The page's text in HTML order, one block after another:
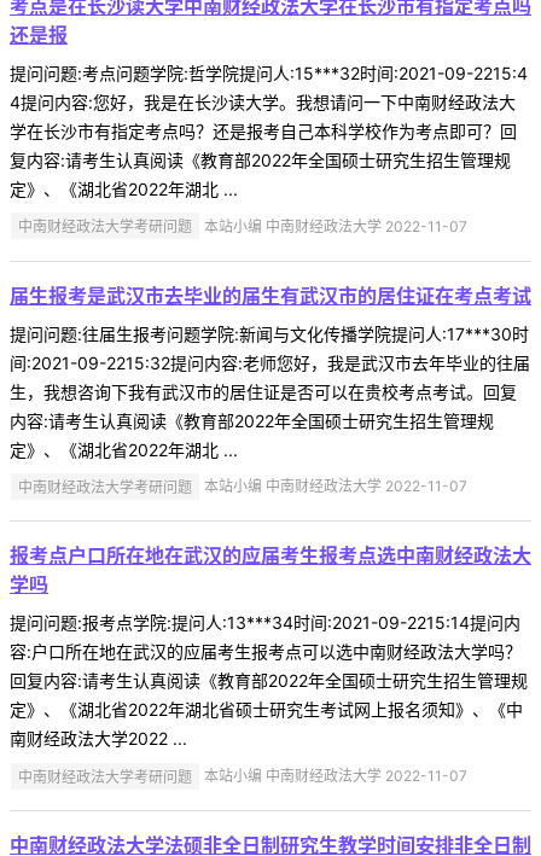
考点是在长沙读大学中南财经政法大学在长沙市有指定考点吗
还是报
提问问题:考点问题学院:哲学院提问人:15***32时间:2021-09-2215:4
4提问内容:您好，我是在长沙读大学。我想请问一下中南财经政法大
学在长沙市有指定考点吗？还是报考自己本科学校作为考点即可？回
复内容:请考生认真阅读《教育部2022年全国硕士研究生招生管理规
定》、《湖北省2022年湖北 ...
中南财经政法大学考研问题 本站小编 中南财经政法大学 2022-11-07
届生报考是武汉市去毕业的届生有武汉市的居住证在考点考试
提问问题:往届生报考问题学院:新闻与文化传播学院提问人:17***30时
间:2021-09-2215:32提问内容:老师您好，我是武汉市去年毕业的往届
生，我想咨询下我有武汉市的居住证是否可以在贵校考点考试。回复
内容:请考生认真阅读《教育部2022年全国硕士研究生招生管理规
定》、《湖北省2022年湖北 ...
中南财经政法大学考研问题 本站小编 中南财经政法大学 2022-11-07
报考点户口所在地在武汉的应届考生报考点选中南财经政法大
学吗
提问问题:报考点学院:提问人:13***34时间:2021-09-2215:14提问内
容:户口所在地在武汉的应届考生报考点可以选中南财经政法大学吗？
回复内容:请考生认真阅读《教育部2022年全国硕士研究生招生管理规
定》、《湖北省2022年湖北省硕士研究生考试网上报名须知》、《中
南财经政法大学2022 ...
中南财经政法大学考研问题 本站小编 中南财经政法大学 2022-11-07
中南财经政法大学法硕非全日制研究生教学时间安排非全日制